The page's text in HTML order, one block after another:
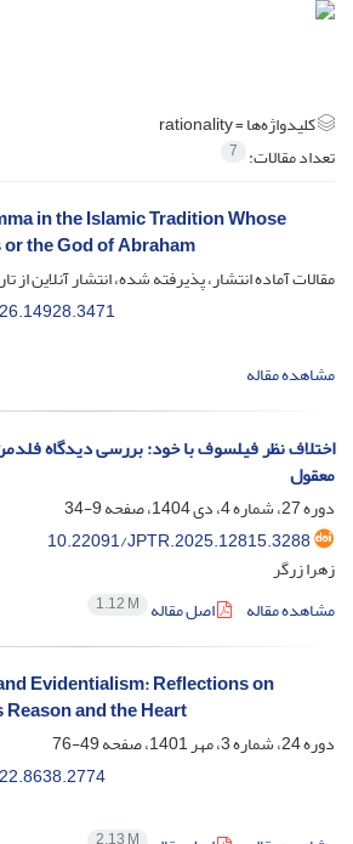
کلیدواژه‌ها =rationality
تعداد مقالات: 7
in the Islamic Tradition Whose
the God of Abraham
مقالات آماده انتشار، پذیرفته شده، انتشار آنلاین از
مشاهده مقاله
اختلاف نظر فیلسوف با خود: بررسی دیدگاه
معقول
دوره 27، شماره 4، دی 1404، صفحه
9-34
10.22091/JPTR.2025.12815.3288
زهرا زرگر
مشاهده مقاله
اصل مقاله 1.12 M
Evidentialism: Reflections on
and the Heart
دوره 24، شماره 3، مهر 1401، صفحه
49-76